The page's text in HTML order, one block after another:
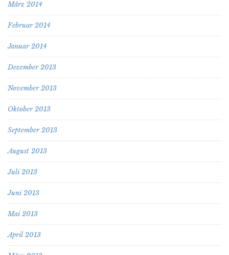
März 2014
Februar 2014
Januar 2014
Dezember 2013
November 2013
Oktober 2013
September 2013
August 2013
Juli 2013
Juni 2013
Mai 2013
April 2013